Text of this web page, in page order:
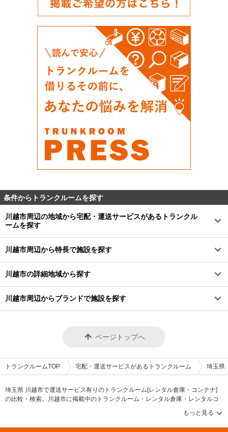
条件からトランクルームを探す
川越市周辺の地域から宅配・運送サービスがあるトランクル
ームを探す
川越市周辺から特長で施設を探す
川越市の詳細地域から探す
川越市周辺からブランドで施設を探す
ページトップへ
トランクルームTOP 宅配・運送サービスがあるトランクルーム 埼玉県
埼玉県 川越市で運送サービス有りのトランクルーム[レンタル倉庫・コンテナ]
の比較・検索。川越市に掲載中のトランクルーム・レンタル倉庫・レンタルコ
ンテナなどの収納スペースを、借りたい地域から探して、広さ・料金[賃料]・セ
キュリティ・防犯完備・24時間出し入れ可能などの希望条件で絞込み！豊富な
物件数から様々な方法でご希望の収納スペースを簡単に探せるトランクルーム